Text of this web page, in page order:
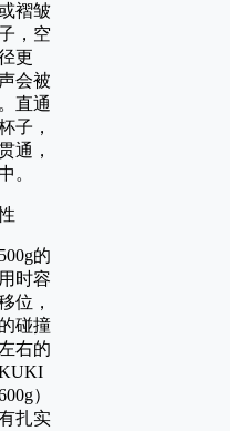
褶皱
，空
更
会被
直通
子，
通，
。
的
时容
位，
碰撞
右的
）
扎实